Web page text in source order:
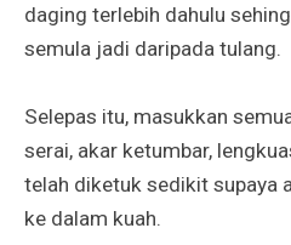
daging terlebih dahulu
semula jadi daripada tulang.
Selepas itu, masukkan
serai, akar ketumbar,
telah diketuk sedikit supaya
ke dalam kuah.